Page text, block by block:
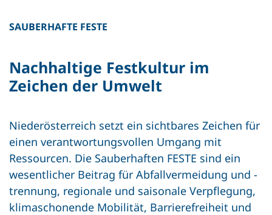
verloren gehen
Zu allen Beiträgen
SAUBERHAFTE FESTE
Nachhaltige Festkultur im
Zeichen der Umwelt
Niederösterreich setzt ein sichtbares Zeichen für
einen verantwortungsvollen Umgang mit
Ressourcen. Die Sauberhaften FESTE sind ein
wesentlicher Beitrag für Abfallvermeidung und -
trennung, regionale und saisonale Verpflegung,
klimaschonende Mobilität, Barrierefreiheit und